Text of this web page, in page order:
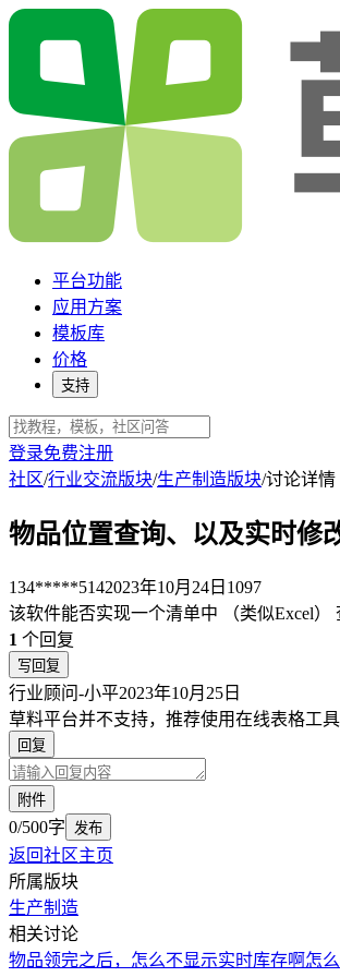
平台功能
应用方案
模板库
价格
支持
登录免费注册
社区/行业交流版块/生产制造版块/讨论详情
物品位置查询、以及实时修
134*****5142023年10月24日 1097
该软件能否实现一个清单中 （类似Excel）
1 个回复
写回复
行业顾问-小平2023年10月25日
草料平台并不支持，推荐使用在线表格工
回复
附件
0/500字 发布
返回社区主页
所属版块
生产制造
相关讨论
物品领完之后，怎么不显示实时库存啊 怎